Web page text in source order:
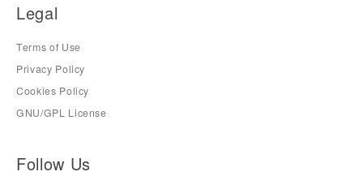
Legal
Terms of Use
Privacy Policy
Cookies Policy
GNU/GPL License
Follow Us